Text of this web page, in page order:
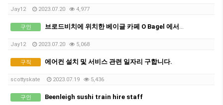
Jay12 2023.07.20 4,977
구인 브로드비치에 위치한 베이글 카페 O Bagel 에서 키친스태프 구인합니다.
Jay12 2023.07.20 5,068
구직 에어컨 설치 및 서비스 관련 일자리 구합니다.
scottyskate 2023.07.19 5,436
구인 Beenleigh sushi train hire staff